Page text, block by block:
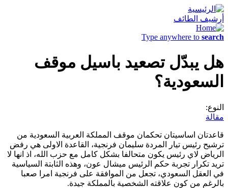
أرشيف الطائف
Type anywhere to search
هل يبدّل تصعيد باسيل موقف
السعودية؟
النوع:
مقالة
قاعدتان اساسيتان تحكمان موقف المملكة العربية السعودية من
ترشيح رئيس تيار المردة سليمان فرنجية، القاعدة الاولى هي رفض
الرياض لاي رئيس يكون متحالفا بشكل كامل مع حزب الله، اذ انها لا
تريد تكرار تجربة حكم الرئيس ميشال عون، وهذه الثابتة السياسية
في العقل السعودي، تجعل من الموافقة على فرنجية امرا صعبا
بالرغم من كون علاقته الشخصية بالمملكة جيدة.